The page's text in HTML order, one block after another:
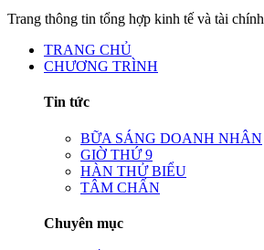
Trang thông tin tổng hợp kinh tế và tài chính
TRANG CHỦ
CHƯƠNG TRÌNH
Tin tức
BỮA SÁNG DOANH NHÂN
GIỜ THỨ 9
HÀN THỬ BIỂU
TÂM CHẤN
Chuyên mục